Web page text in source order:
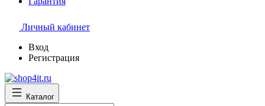
Личный кабинет
Вход
Регистрация
Каталог